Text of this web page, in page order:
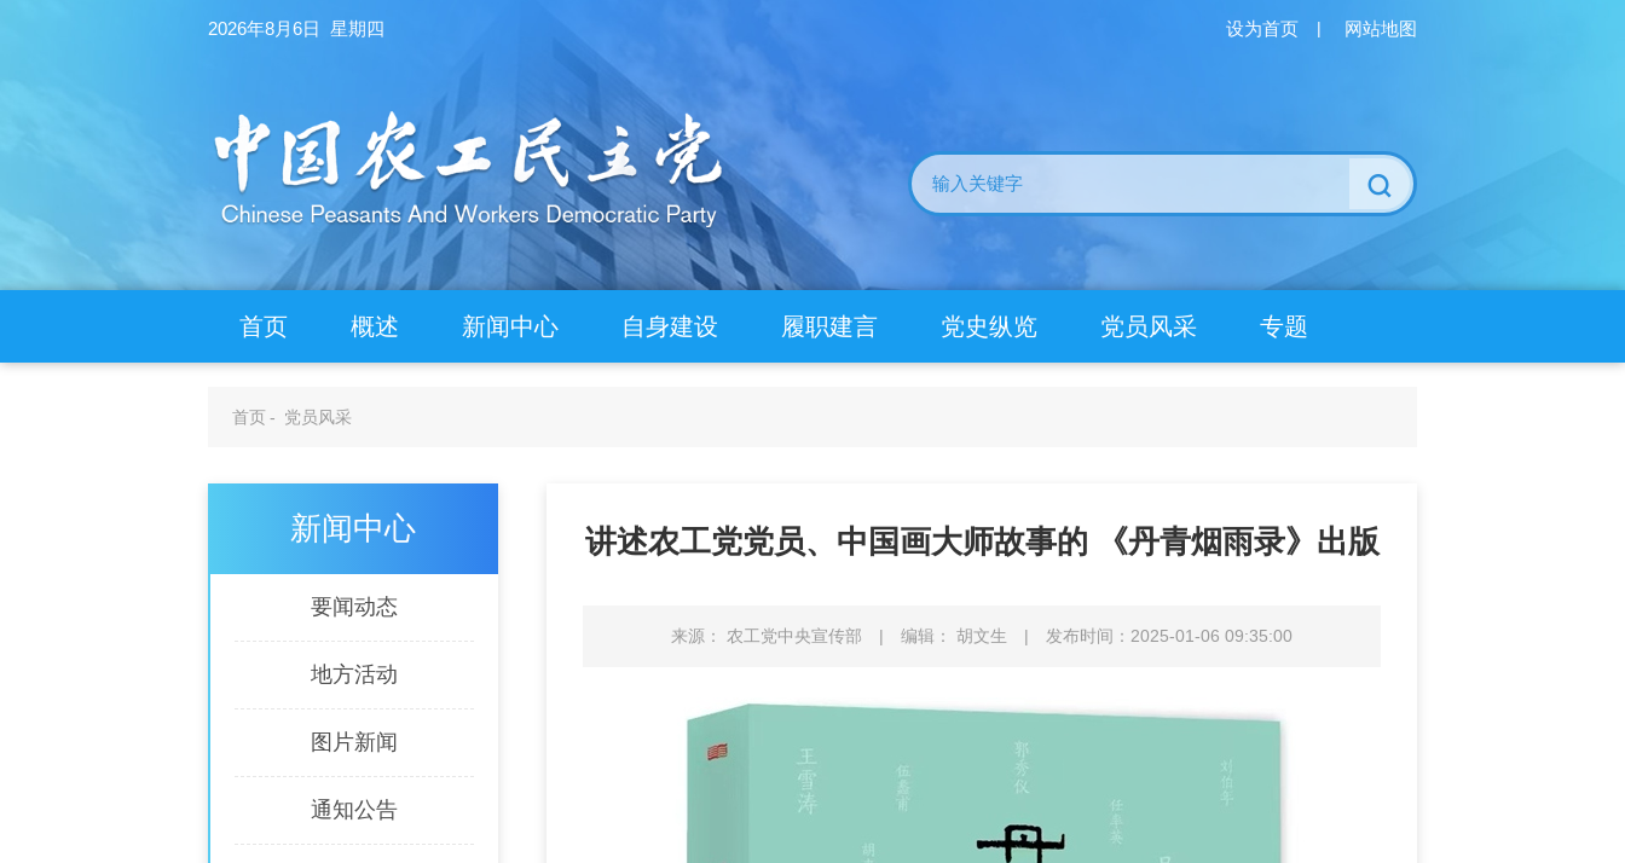
2026年8月6日 星期四 设为首页 | 网站地图
首页 概述 新闻中心 自身建设 履职建言 党史纵览 党员风采 专题
首页- 党员风采
新闻中心
要闻动态
地方活动
图片新闻
通知公告
讲述农工党党员、中国画大师故事的 《丹青烟雨录》出版
来源： 农工党中央宣传部 | 编辑： 胡文生 | 发布时间：2025-01-06 09:35:00